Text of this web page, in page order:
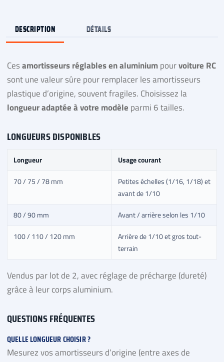
DESCRIPTION DÉTAILS
Ces amortisseurs réglables en aluminium pourvoiture RC
sont une valeur sûre pour remplacer les amortisseurs
plastique d’origine, souvent fragiles. Choisissez la
longueur adaptée à votre modèle parmi 6 tailles.
LONGUEURS DISPONIBLES
Longueur Usage courant
70 / 75 / 78 mm
Petites échelles (1/16, 1/18) et
avant de 1/10
80 / 90 mm Avant / arrière selon les 1/10
100 / 110 / 120 mm
Arrière de 1/10 et gros tout-
terrain
Vendus par lot de 2, avec réglage de précharge (dureté)
grâce à leur corps aluminium.
QUESTIONS FRÉQUENTES
QUELLE LONGUEUR CHOISIR ?
Mesurez vos amortisseurs d’origine (entre axes de